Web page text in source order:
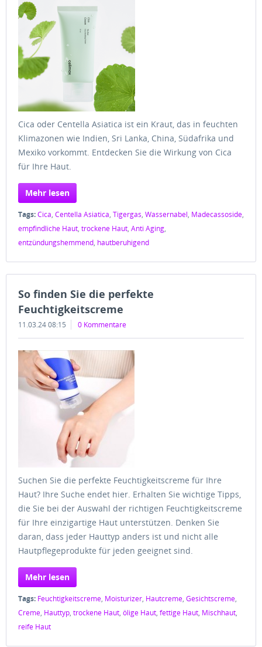
Cica oder Centella Asiatica ist ein Kraut, das in feuchten
Klimazonen wie Indien, Sri Lanka, China, Südafrika und
Mexiko vorkommt. Entdecken Sie die Wirkung von Cica
für Ihre Haut.
Mehr lesen
Tags:Cica, Centella Asiatica, Tigergas, Wassernabel, Madecassoside,
empfindliche Haut, trockene Haut, Anti Aging,
entzündungshemmend, hautberuhigend
So finden Sie die perfekte
Feuchtigkeitscreme
11.03.24 08:15 0 Kommentare
Suchen Sie die perfekte Feuchtigkeitscreme für Ihre
Haut? Ihre Suche endet hier. Erhalten Sie wichtige Tipps,
die Sie bei der Auswahl der richtigen Feuchtigkeitscreme
für Ihre einzigartige Haut unterstützen. Denken Sie
daran, dass jeder Hauttyp anders ist und nicht alle
Hautpflegeprodukte für jeden geeignet sind.
Mehr lesen
Tags: Feuchtigkeitscreme, Moisturizer, Hautcreme, Gesichtscreme,
Creme, Hauttyp, trockene Haut, ölige Haut, fettige Haut, Mischhaut,
reife Haut